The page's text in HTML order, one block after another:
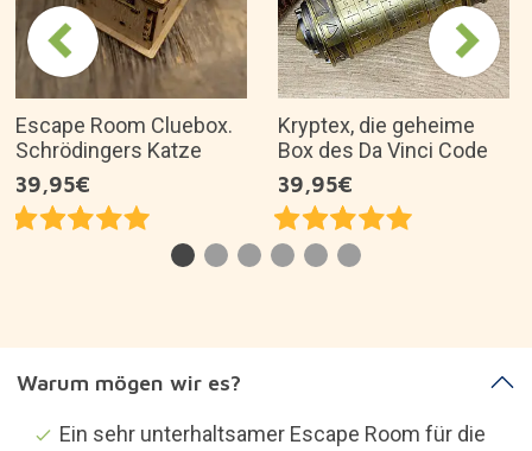
Escape Room Cluebox.
Schrödingers Katze
39,95€
Kryptex, die geheime
Box des Da Vinci Code
39,95€
Warum mögen wir es?
Ein sehr unterhaltsamer Escape Room für die